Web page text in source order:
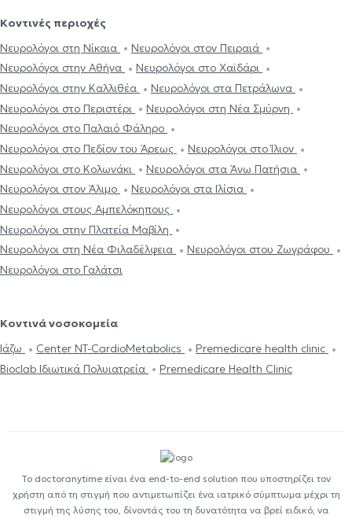
Κοντινές περιοχές
Νευρολόγοι στη Νίκαια
Νευρολόγοι στον Πειραιά
Νευρολόγοι στην Αθήνα
Νευρολόγοι στο Χαϊδάρι
Νευρολόγοι στην Καλλιθέα
Νευρολόγοι στα Πετράλωνα
Νευρολόγοι στο Περιστέρι
Νευρολόγοι στη Νέα Σμύρνη
Νευρολόγοι στο Παλαιό Φάληρο
Νευρολόγοι στο Πεδίον του Άρεως
Νευρολόγοι στο Ίλιον
Νευρολόγοι στο Κολωνάκι
Νευρολόγοι στα Άνω Πατήσια
Νευρολόγοι στον Άλιμο
Νευρολόγοι στα Ιλίσια
Νευρολόγοι στους Αμπελόκηπους
Νευρολόγοι στην Πλατεία Μαβίλη
Νευρολόγοι στη Νέα Φιλαδέλφεια
Νευρολόγοι στου Ζωγράφου
Νευρολόγοι στο Γαλάτσι
Κοντινά νοσοκομεία
Ιάζω
Center NT-CardioMetabolics
Premedicare health clinic
Bioclab Ιδιωτικά Πολυιατρεία
Premedicare Health Clinic
Το doctoranytime είναι ένα end-to-end solution που υποστηρίζει τον
χρήστη από τη στιγμή που αντιμετωπίζει ένα ιατρικό σύμπτωμα μέχρι τη
στιγμή της λύσης του, δίνοντάς του τη δυνατότητα να βρεί ειδικό, να